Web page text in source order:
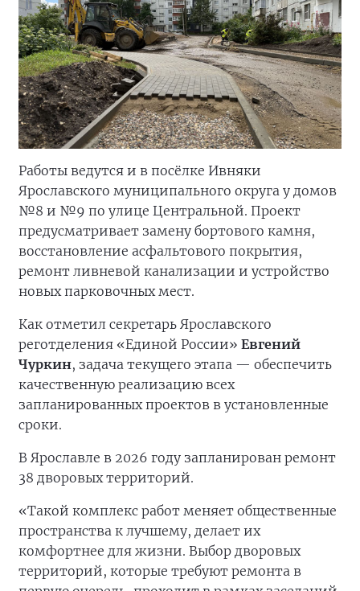
Работы ведутся и в посёлке Ивняки
Ярославского муниципального округа у домов
№8 и №9 по улице Центральной. Проект
предусматривает замену бортового камня,
восстановление асфальтового покрытия,
ремонт ливневой канализации и устройство
новых парковочных мест.
Как отметил секретарь Ярославского
реготделения «Единой России» Евгений
Чуркин, задача текущего этапа — обеспечить
качественную реализацию всех
запланированных проектов в установленные
сроки.
В Ярославле в 2026 году запланирован ремонт
38 дворовых территорий.
«Такой комплекс работ меняет общественные
пространства к лучшему, делает их
комфортнее для жизни. Выбор дворовых
территорий, которые требуют ремонта в